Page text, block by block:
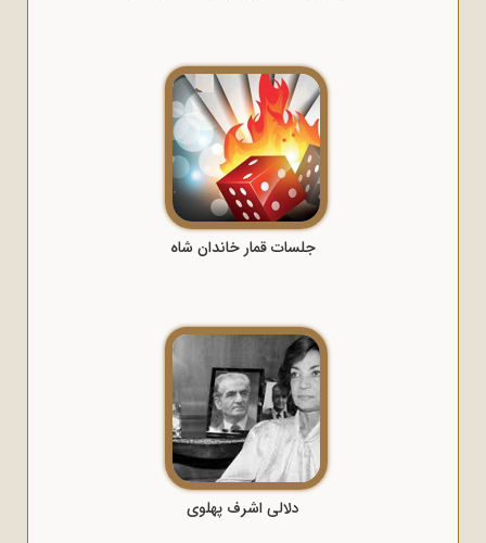
جلسات قمار خاندان شاه
دلالی اشرف پهلوی